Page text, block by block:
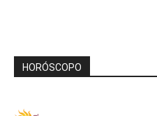
HORÓSCOPO